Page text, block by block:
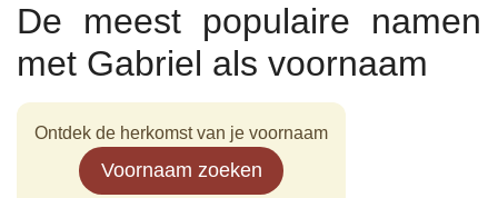
De meest populaire namen
met Gabriel als voornaam
Ontdek de herkomst van je voornaam
Voornaam zoeken